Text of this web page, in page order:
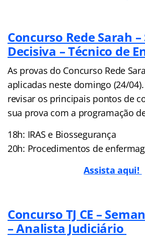
Concurso Rede Sarah
Decisiva – Técnico de
As provas do Concurso Rede
aplicadas neste domingo (24/
revisar os principais pontos de
sua prova com a programação
18h: IRAS e Biossegurança
20h: Procedimentos de
Assista aqui!
Concurso TJ CE –
– Analista Judiciário